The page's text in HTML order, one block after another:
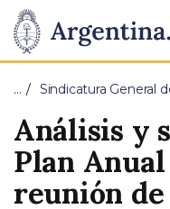
Presidencia
de
Nación
Pasar al contenido
… Sindicatura General
Análisis y
Plan
reunión